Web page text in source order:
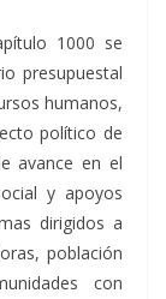
1000 se
presupuestal
humanos,
político de
avance en el
y apoyos
dirigidos a
población
con